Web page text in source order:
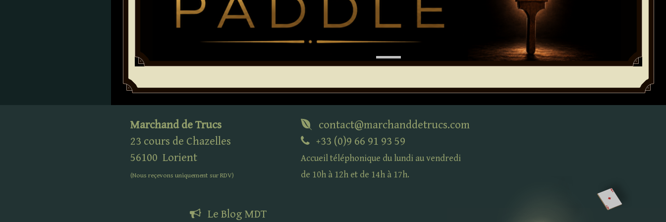
Marchand de Trucs
23 cours de Chazelles
56100 Lorient
(Nous reçevons uniquement surRDV)
contact@marchanddetrucs.com
+33 (0)9 66 91 93 59
Accueil téléphonique du lundi au vendredi
de 10h à 12h et de 14h à 17h.
Le Blog MDT